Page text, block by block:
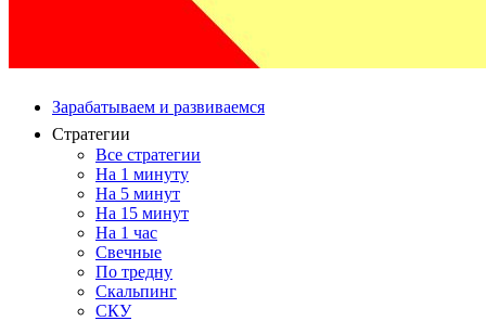
Зарабатываем и развиваемся
Стратегии
Все стратегии
На 1 минуту
На 5 минут
На 15 минут
На 1 час
Свечные
По тредну
Скальпинг
СКУ